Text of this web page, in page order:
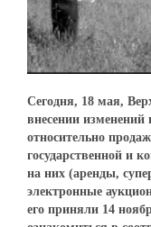
Сегодня, 18 мая,
внесении изменений
относительно
государственной и
на них (аренды,
электронные
его приняли 14